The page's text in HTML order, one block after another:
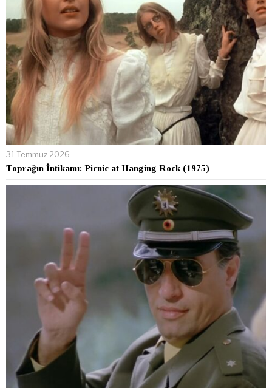
31 Temmuz 2026
Toprağın İntikamı: Picnic at Hanging Rock (1975)